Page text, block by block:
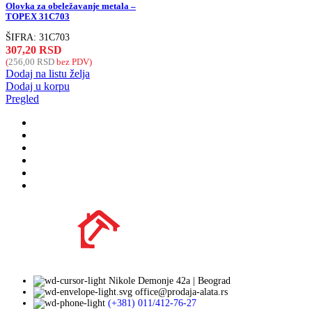
Olovka za obeležavanje metala –
TOPEX 31C703
ŠIFRA: 31C703
307,20 RSD
(256,00 RSD bez PDV)
Dodaj na listu želja
Dodaj u korpu
Pregled
Nikole Demonje 42a | Beograd
office@prodaja-alata.rs
(+381) 011/412-76-27